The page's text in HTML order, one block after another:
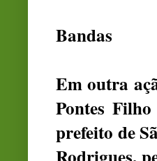
Bandas
Em outra
Pontes
prefeito de